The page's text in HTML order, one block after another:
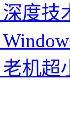
度技
机超